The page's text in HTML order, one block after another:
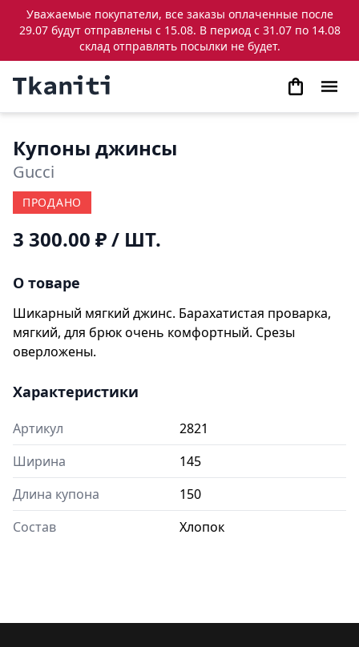
Уважаемые покупатели, все заказы оплаченные после
29.07 будут отправлены с 15.08. В период с 31.07 по 14.08
склад отправлять посылки не будет.
Купоны джинсы
Gucci
ПРОДАНО
3 300.00 ₽/ ШТ.
О товаре
Шикарный мягкий джинс. Барахатистая проварка,
мягкий, для брюк очень комфортный. Срезы
оверложены.
Характеристики
Артикул
2821
Ширина
145
Длина купона
150
Состав
Хлопок